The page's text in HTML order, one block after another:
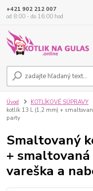
+421 902 212 007
od 8:00 - do 16:00 hod
Úvod KOTLÍKOVÉ SÚPRAVY
kotlík 13 L (1,2 mm) +
party
Smaltovaný
+
vareška a